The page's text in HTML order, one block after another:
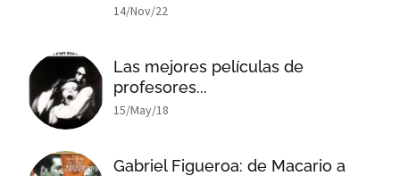
14/Nov/22
Las mejores películas de
profesores...
15/May/18
Gabriel Figueroa: de Macario a